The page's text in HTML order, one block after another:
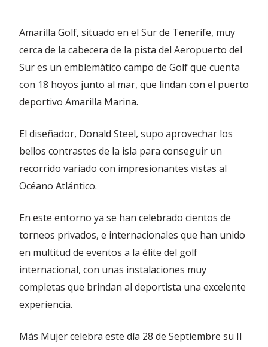
Amarilla Golf, situado en el Sur de Tenerife, muy
cerca de la cabecera de la pista del Aeropuerto del
Sur es un emblemático campo de Golf que cuenta
con 18 hoyos junto al mar, que lindan con el puerto
deportivo Amarilla Marina.
El diseñador, Donald Steel, supo aprovechar los
bellos contrastes de la isla para conseguir un
recorrido variado con impresionantes vistas al
Océano Atlántico.
En este entorno ya se han celebrado cientos de
torneos privados, e internacionales que han unido
en multitud de eventos a la élite del golf
internacional, con unas instalaciones muy
completas que brindan al deportista una excelente
experiencia.
Más Mujer celebra este día 28 de Septiembre su II